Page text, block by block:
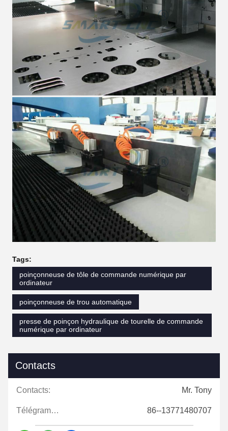
Tags:
poinçonneuse de tôle de commande numérique par
ordinateur
poinçonneuse de trou automatique
presse de poinçon hydraulique de tourelle de commande
numérique par ordinateur
Contacts
Contacts: Mr. Tony
Télégramme: 86--13771480707